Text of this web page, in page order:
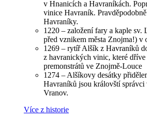
v Hnanicích a Havraníkách.
vinice Havraník.
Havraníky.
1220 – založení fary a kaple sv.
před vznikem města Znojma!) v
1269 – rytíř Alšík z Havraníků
z havranických vinic, které
premonstrátů ve Znojmě-Louce
1274 – Alšíkovy desátky
Havraníků jsou královští správci
Vranov.
Více z historie